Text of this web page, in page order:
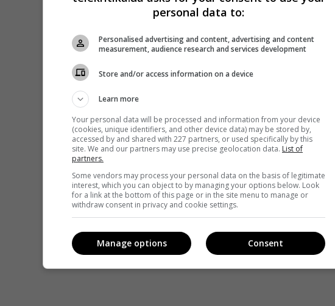
personal data to:
Personalised advertising and content, advertising and content
measurement, audience research and services development
Store and/or access information on a device
Learn more
Your personal data will be processed and information from your device
(cookies, unique identifiers, and other device data) may be stored by,
accessed by and shared with 227 partners, or used specifically by this
site. We and our partners may use precise geolocation data. List of
partners.
Some vendors may process your personal data on the basis of legitimate
interest, which you can object to by managing your options below. Look
for a link at the bottom of this page or in the site menu to manage or
withdraw consent in privacy and cookie settings.
Consent
Manage options